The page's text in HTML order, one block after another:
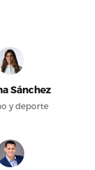
Sánchez
y deporte